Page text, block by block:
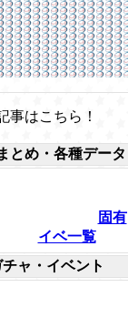
事はこちら！
とめ・各種データ
固有
イベ一覧
チャ・イベント